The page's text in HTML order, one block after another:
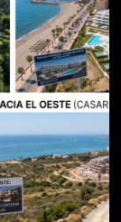
la Costa del